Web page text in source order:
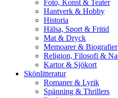
Foto, Konst & Teater
Hantverk & Hobby
Historia
Hälsa, Sport & Fritid
Mat & Dryck
Memoarer & Biografier
Religion, Filosofi &
Kartor & Sjökort
Skönlitteratur
Romaner & Lyrik
Spänning & Thrillers